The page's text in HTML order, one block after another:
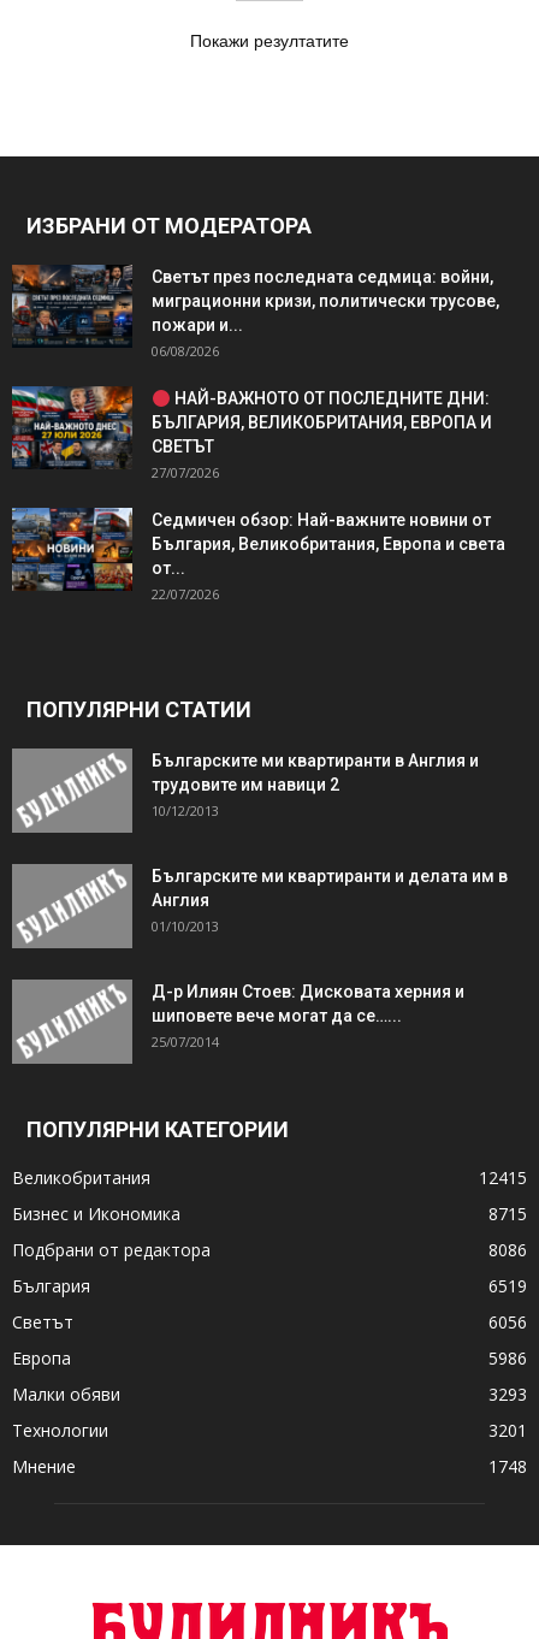
Покажи резултатите
ИЗБРАНИ ОТ МОДЕРАТОРА
Светът през последната седмица: войни,
миграционни кризи, политически трусове,
пожари и...
06/08/2026
НАЙ-ВАЖНОТО ОТ ПОСЛЕДНИТЕ ДНИ:
БЪЛГАРИЯ, ВЕЛИКОБРИТАНИЯ, ЕВРОПА И
СВЕТЪТ
27/07/2026
Седмичен обзор: Най-важните новини от
България, Великобритания, Европа и света
от...
22/07/2026
ПОПУЛЯРНИ СТАТИИ
Българските ми квартиранти в Англия и
трудовите им навици 2
10/12/2013
Българските ми квартиранти и делата им в
Англия
01/10/2013
Д-р Илиян Стоев: Дисковата херния и
шиповете вече могат да се…...
25/07/2014
ПОПУЛЯРНИ КАТЕГОРИИ
Великобритания
12415
Бизнес и Икономика
8715
Подбрани от редактора
8086
България
6519
Светът
6056
Европа
5986
Малки обяви
3293
Технологии
3201
Мнение
1748